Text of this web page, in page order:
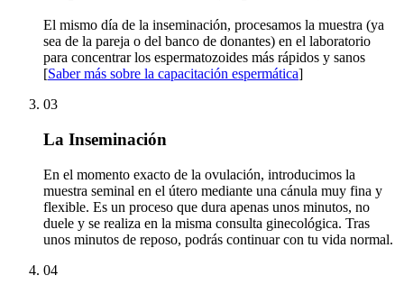
El mismo día de la inseminación, procesamos la muestra (ya
sea de la pareja o del banco de donantes) en el laboratorio
para concentrar los espermatozoides más rápidos y sanos
[Saber más sobre la capacitación espermática]
03
La Inseminación
En el momento exacto de la ovulación, introducimos la
muestra seminal en el útero mediante una cánula muy fina y
flexible. Es un proceso que dura apenas unos minutos, no
duele y se realiza en la misma consulta ginecológica. Tras
unos minutos de reposo, podrás continuar con tu vida normal.
04